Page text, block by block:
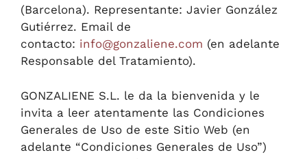
(Barcelona). Representante: Javier González
Gutiérrez. Email de
contacto: info@gonzaliene.com (en adelante
Responsable del Tratamiento).
GONZALIENE S.L. le da la bienvenida y le
invita a leer atentamente las Condiciones
Generales de Uso de este Sitio Web (en
adelante “Condiciones Generales de Uso”)